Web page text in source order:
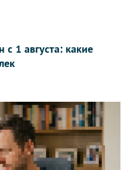
с 1 августа: какие